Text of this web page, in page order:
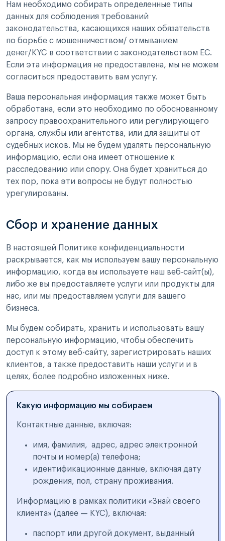
Нам необходимо собирать определенные типы
данных для соблюдения требований
законодательства, касающихся наших обязательств
по борьбе с мошенничеством/ отмыванием
денег/KYC в соответствии с законодательством ЕС.
Если эта информация не предоставлена, мы не можем
согласиться предоставить вам услугу.
Ваша персональная информация также может быть
обработана, если это необходимо по обоснованному
запросу правоохранительного или регулирующего
органа, службы или агентства, или для защиты от
судебных исков. Мы не будем удалять персональную
информацию, если она имеет отношение к
расследованию или спору. Она будет храниться до
тех пор, пока эти вопросы не будут полностью
урегулированы.
Сбор и хранение данных
В настоящей Политике конфиденциальности
раскрывается, как мы используем вашу персональную
информацию, когда вы используете наш веб-сайт(ы),
либо же вы предоставляете услуги или продукты для
нас, или мы предоставляем услуги для вашего
бизнеса.
Мы будем собирать, хранить и использовать вашу
персональную информацию, чтобы обеспечить
доступ к этому веб-сайту, зарегистрировать наших
клиентов, а также предоставить наши услуги и в
целях, более подробно изложенных ниже.
Какую информацию мы собираем
Контактные данные, включая:
имя, фамилия, адрес, адрес электронной
почты и номер(а) телефона;
идентификационные данные, включая дату
рождения, пол, страну проживания.
Информацию в рамках политики «Знай своего
клиента» (далее — KYC), включая:
паспорт или другой документ, выданный